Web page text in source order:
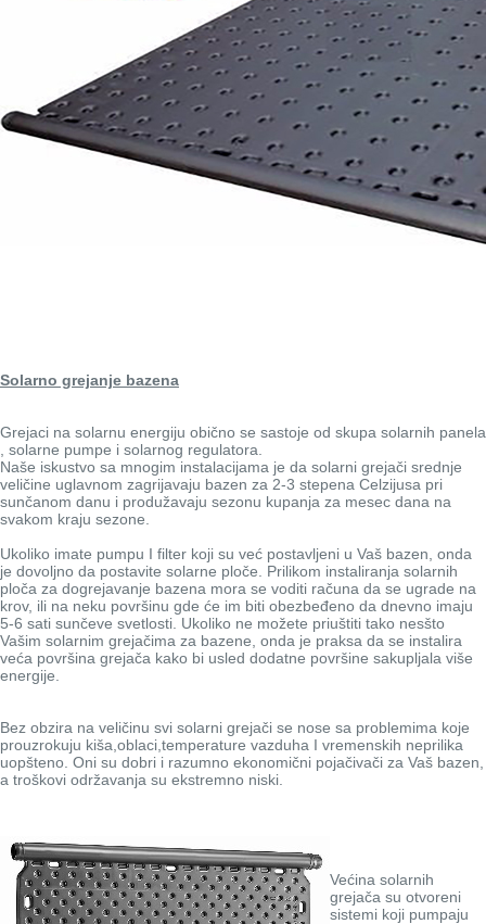
Solarno grejanje bazena
Grejaci na solarnu energiju obično se sastoje od skupa solarnih panela
, solarne pumpe i solarnog regulatora.
Naše iskustvo sa mnogim instalacijama je da solarni grejači srednje
veličine uglavnom zagrijavaju bazen za 2-3 stepena Celzijusa pri
sunčanom danu i produžavaju sezonu kupanja za mesec dana na
svakom kraju sezone.
Ukoliko imate pumpu I filter koji su već postavljeni u Vaš bazen, onda
je dovoljno da postavite solarne ploče. Prilikom instaliranja solarnih
ploča za dogrejavanje bazena mora se voditi računa da se ugrade na
krov, ili na neku površinu gde će im biti obezbeđeno da dnevno imaju
5-6 sati sunčeve svetlosti. Ukoliko ne možete priuštiti tako nesšto
Vašim solarnim grejačima za bazene, onda je praksa da se instalira
veća površina grejača kako bi usled dodatne površine sakupljala više
energije.
Bez obzira na veličinu svi solarni grejači se nose sa problemima koje
prouzrokuju kiša,oblaci,temperature vazduha I vremenskih neprilika
uopšteno. Oni su dobri i razumno ekonomični pojačivači za Vaš bazen,
a troškovi održavanja su ekstremno niski.
Većina solarnih
grejača su otvoreni
sistemi koji pumpaju